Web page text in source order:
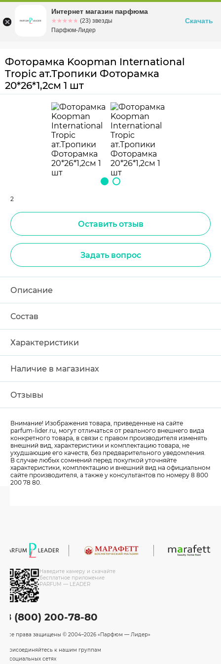
Омскул. Заозерная, 11, к. 1
Фоторамка Koopman International
Tropic ат.Тропики Фоторамка
20*26*1,2см 1 шт
2
Оставить отзыв
Задать вопрос
Описание
Состав
Характеристики
Наличие в магазинах
Отзывы
Внимание! Изображения товара, приведенные на сайте
parfum-lider.ru, могут отличаться от реального внешнего вида
конкретного товара, в связи с правом производителя изменять
внешний вид, характеристики и комплектацию товара, не
ухудшающие его качеств, без предварительного уведомления.
В случае любых сомнений перед покупкой уточняйте
характеристики, комплектацию и внешний вид на официальном
сайте производителя, а также у консультантов по номеру 8 800
200 78 80.
Наведите камеру и скачайте
бесплатное приложение
PARFUM — LEADER
8 (800) 200-78-80
Все права защищены © 2004–2026 «Парфюм — Лидер»
Присоединяйтесь к нашим группам
в социальных сетях
Интернет магазин парфюма
☆☆☆☆☆
★★★★★ (23) звезды
Парфюм-Лидер
Скачать